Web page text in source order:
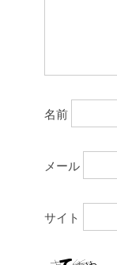
名前
メール
サイト